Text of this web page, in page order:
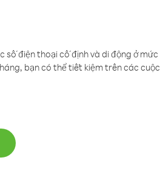
điện thoại cố định và di động ở mức
bạn có thể tiết kiệm trên các cuộc